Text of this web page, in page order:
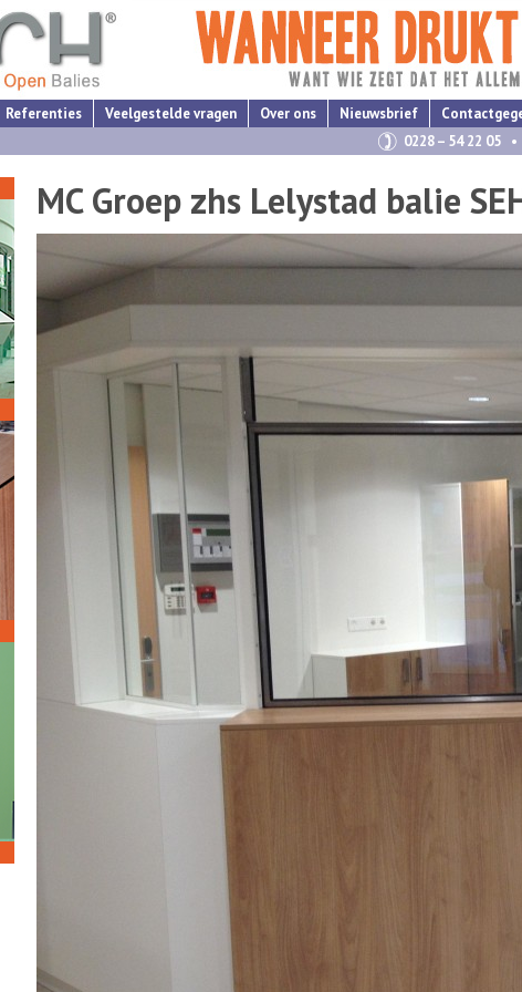
Referenties Veelgestelde vragen Over ons Nieuwsbrief
0228 – 54 22 05
MC Groep zhs Lelystad balie